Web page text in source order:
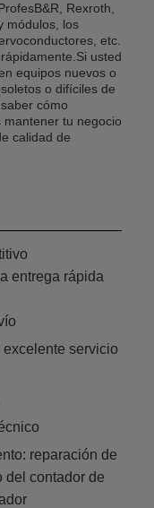
Rexroth,
módulos, los
etc.
usted
equipos nuevos o
o difíciles de
cómo
tu negocio
calidad de
entrega rápida
servicio
reparación de
del contador de